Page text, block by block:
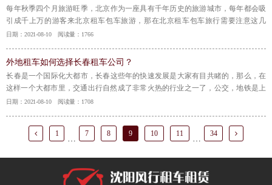
​每年秋季四个月旅游旺季，北京作为一座具有千年历史的旅游城市，每年都会吸
引成千上万的游客来北京租车包车旅游，那在北京租车包车旅行需要注意这几
点： 【详情】
日期：2021-08-10 阅读量：1766
外地租车如何选择长春租车公司？
​长春是一个国际化大都市，长春这些年的快速发展是大家有目共睹的，那么，在
这样一个大都市里，交通出行自然成了非常火热的行业之一了，公交，地铁是上
海基础的交通出行工具，因为公交和地铁不但要等车，而且还不能按照自己的出
公司，租车公司车型多，【详情】
日期：2021-08-10 阅读量：1708
1
…
7 8 9 10 11
…
34